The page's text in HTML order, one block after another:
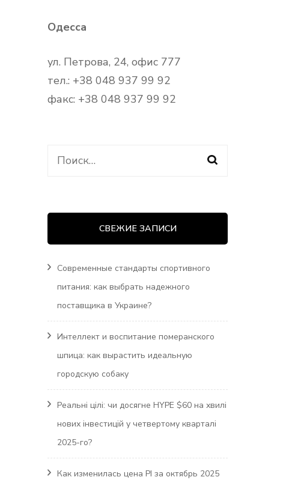
Одесса
ул. Петрова, 24, офис 777
тел.: +38 048 937 99 92
факс: +38 048 937 99 92
Найти:
СВЕЖИЕ ЗАПИСИ
Современные стандарты спортивного
питания: как выбрать надежного
поставщика в Украине?
Интеллект и воспитание померанского
шпица: как вырастить идеальную
городскую собаку
Реальні цілі: чи досягне HYPE $60 на хвилі
нових інвестицій у четвертому кварталі
2025-го?
Как изменилась цена PI за октябрь 2025